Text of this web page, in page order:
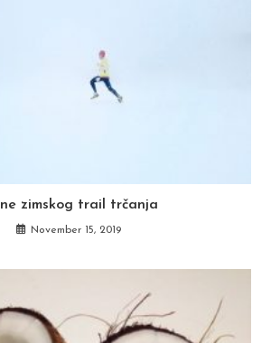
zimskog trail trčanja
November 15, 2019